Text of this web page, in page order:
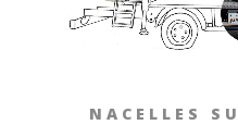
NACELLES